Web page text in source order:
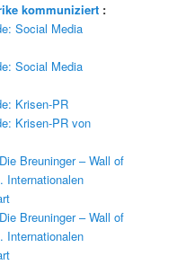
kommuniziert :
Social Media
Social Media
Krisen-PR
Krisen-PR von
Breuninger – Wall of
Internationalen
Breuninger – Wall of
Internationalen